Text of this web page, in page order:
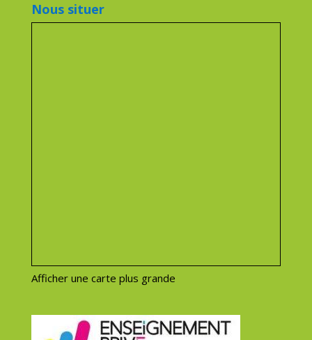
Nous situer
Afficher une carte plus grande